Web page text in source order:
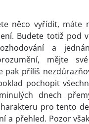
něco vyřídit, máte
Budete totiž pod
a
mějte
pak příliš
pochopit
dnech
pro tento
a přehled. Pozor